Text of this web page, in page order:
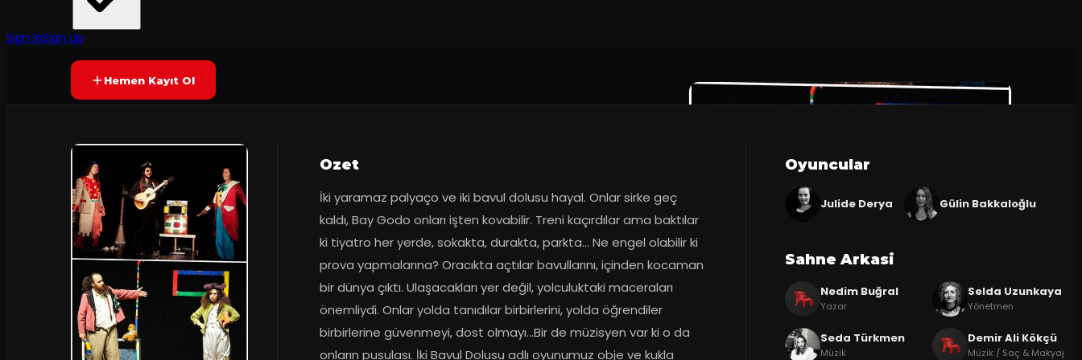
Sign InSign UpSONA ERDI
Hemen Kayıt Ol
Ozet
İki yaramaz palyaço ve iki bavul dolusu hayal. Onlar sirke geç
kaldı, Bay Godo onları işten kovabilir. Treni kaçırdılar ama baktılar
ki tiyatro her yerde, sokakta, durakta, parkta… Ne engel olabilir ki
prova yapmalarına? Oracıkta açtılar bavullarını, içinden kocaman
bir dünya çıktı. Ulaşacakları yer değil, yolculuktaki maceraları
önemliydi. Onlar yolda tanıdılar birbirlerini, yolda öğrendiler
birbirlerine güvenmeyi, dost olmayı…Bir de müzisyen var ki o da
onların pusulası. İki Bavul Dolusu adlı oyunumuz obje ve kukla
Oyuncular
Julide Derya Gülin Bakkaloğlu
Sahne Arkasi
Nedim Buğral
Yazar
Selda Uzunkaya
Yönetmen
Seda Türkmen
Müzik
Demir Ali Kökçü
Müzik / Saç & Makyaj